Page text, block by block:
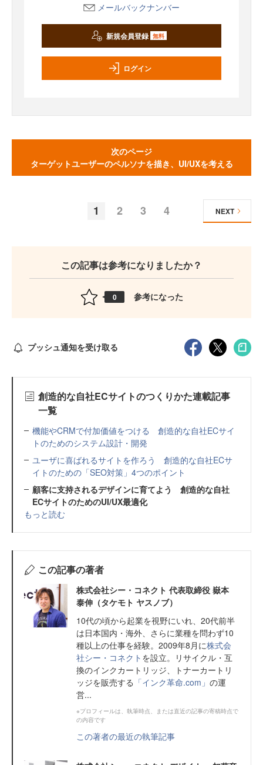
メールバックナンバー
新規会員登録 無料
ログイン
次のページ
ターゲットユーザーのペルソナを描き、UI/UXを考える
1 2 3 4 NEXT
この記事は参考になりましたか？
0 参考になった
プッシュ通知を受け取る
創造的な自社ECサイトのつくりかた連載記事
一覧
機能やCRMで付加価値をつける 創造的な自社ECサイ
トのためのシステム設計・開発
ユーザに喜ばれるサイトを作ろう 創造的な自社ECサ
イトのための「SEO対策」4つのポイント
顧客に支持されるデザインに育てよう 創造的な自社
ECサイトのためのUI/UX最適化
もっと読む
この記事の著者
株式会社シー・コネクト 代表取締役 嶽本
泰伸（タケモト ヤスノブ）
10代の頃から起業を視野にいれ、20代前半
は日本国内・海外、さらに業種を問わず10
種以上の仕事を経験。2009年8月に株式会
社シー・コネクト を設立。リサイクル・互
換のインクカートリッジ、トナーカートリ
ッジを販売する 「インク革命.com」 の運
営...
※プロフィールは、執筆時点、または直近の記事の寄稿時点で
の内容です
この著者の最近の執筆記事